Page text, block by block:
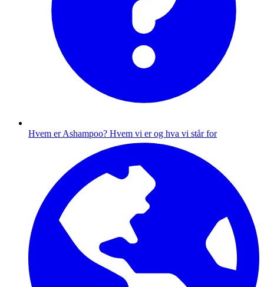
Hvem er Ashampoo? Hvem vi er og hva vi står for